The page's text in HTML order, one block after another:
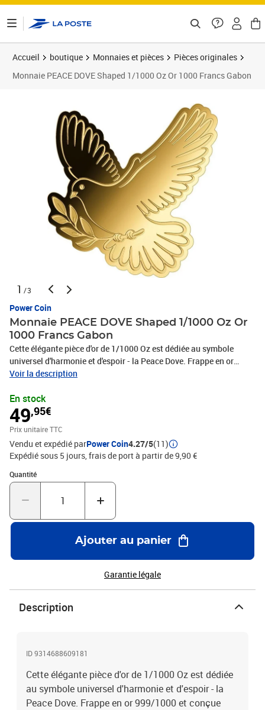
Accueil boutique Monnaies et pièces
Pièces originales
Monnaie PEACE DOVE Shaped 1/1000 Oz Or 1000 Francs Gabon
1 /3
Power Coin
Monnaie PEACE DOVE Shaped 1/1000 Oz Or
1000 Francs Gabon
Cette élégante pièce d'or de 1/1000 Oz est dédiée au symbole
universel d'harmonie et d'espoir - la Peace Dove. Frappe en or
999/1000 et conçue dans un format raffiné en forme de colombe,
métal précieux. La silhouette fluide et les détails délicats
transmettent légèreté, sérénité et équilibre spirituel, en faisant un
souvenir significatif ou un cadeau symbolique. Magnifiquement
présentée dans sa boîte, cette pièce d'or de collection allie grâce
artistique et valeur émotionnelle. Tirage limité de 50.000 pièces
dans le monde entier. Le revers de cette Monnaie Or présente une
colombe finement détaillée en vol, portant gracieusement une
branche d'olivier dans son bec - un emblème durable de paix, de
réconciliation et de nouveaux départs. Le format en forme suit les
sentiment de mouvement et de liberté. Un travail de relief subtil et
des surfaces polies créent des contrastes doux à travers les
plumes, donnant profondeur et élégance au design miniature
malgré sa taille ultra-compacte. L'avers de la pièce présente les
Armoiries du Gabon, rendues avec précision et intégrées à la
CFA" - la valeur faciale, et "999/1000 FINE GOLD" - la finesse de
Voir la description
En stock
49,95€
Prix unitaire TTC
Vendu et expédié parPower Coin4.27/5(11)
Expédié sous 5 jours, frais de port à partir de 9,90 €
Quantité
Quantité : 1
Ajouter au panier
Garantie légale
Description
ID 9314688609181
Cette élégante pièce d'or de 1/1000 Oz est dédiée
au symbole universel d'harmonie et d'espoir - la
Peace Dove. Frappe en or 999/1000 et conçue